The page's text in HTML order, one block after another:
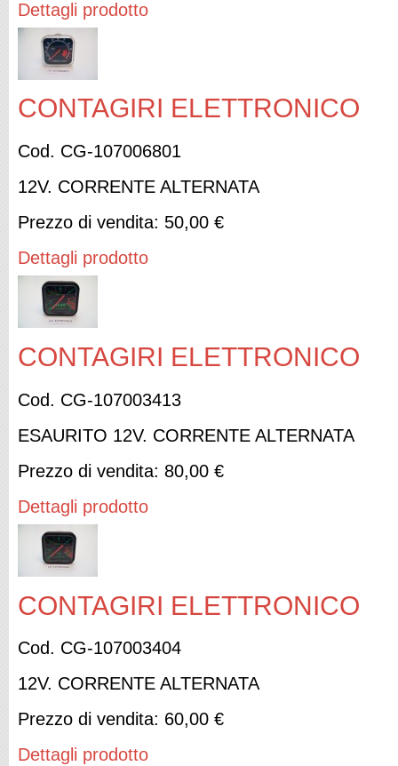
Dettagli prodotto
CONTAGIRI ELETTRONICO
Cod. CG-107006801
12V. CORRENTE ALTERNATA
Prezzo di vendita: 50,00 €
Dettagli prodotto
CONTAGIRI ELETTRONICO
Cod. CG-107003413
ESAURITO 12V. CORRENTE ALTERNATA
Prezzo di vendita: 80,00 €
Dettagli prodotto
CONTAGIRI ELETTRONICO
Cod. CG-107003404
12V. CORRENTE ALTERNATA
Prezzo di vendita: 60,00 €
Dettagli prodotto